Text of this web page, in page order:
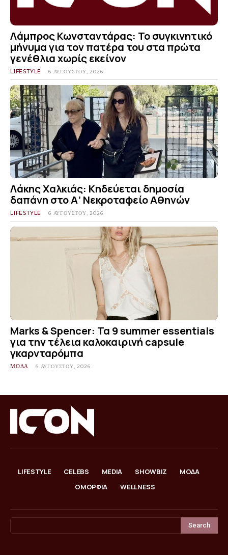
Λάμπρος Κωνσταντάρας: Το συγκινητικό
μήνυμα για τον πατέρα του στα πρώτα
γενέθλια χωρίς εκείνον
LIFESTYLE 6 ΑΥΓΟΎΣΤΟΥ, 2026
Λάκης Χαλκιάς: Κηδεύεται δημοσία
δαπάνη στο Α’ Νεκροταφείο Αθηνών
LIFESTYLE 6 ΑΥΓΟΎΣΤΟΥ, 2026
Marks & Spencer: Τα 9 summer essentials
για την τέλεια καλοκαιρινή capsule
γκαρνταρόμπα
ΜΟΔΑ 6 ΑΥΓΟΎΣΤΟΥ, 2026
LIFESTYLE CELEBS MEDIA SHOWBIZ
ΜΟΔΑ
ΟΜΟΡΦΙΑ
WELLNESS
Search